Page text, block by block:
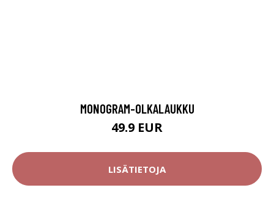
MONOGRAM-OLKALAUKKU
49.9 EUR
LISÄTIETOJA